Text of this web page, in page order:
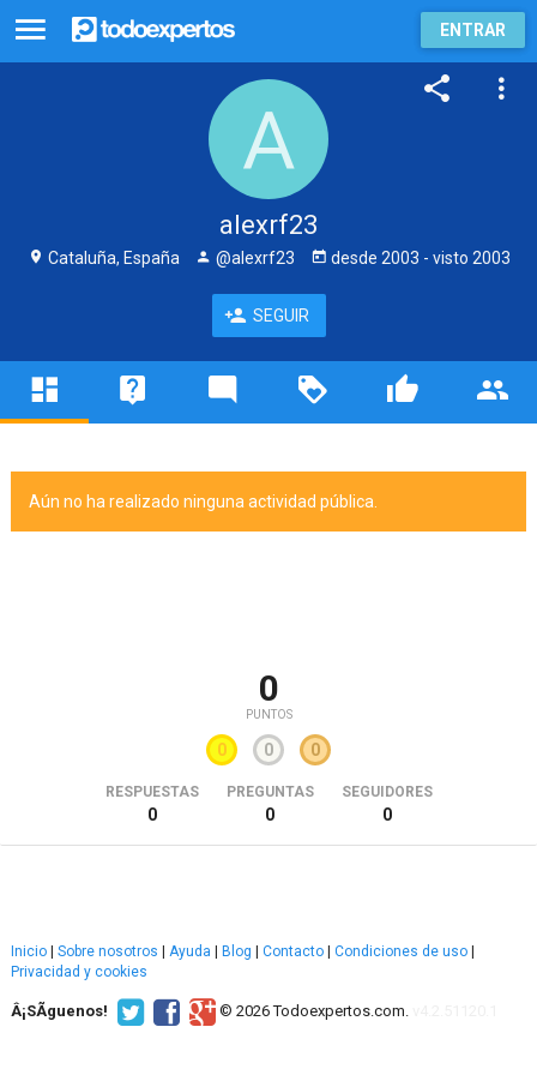
ENTRAR
alexrf23
Cataluña, España @alexrf23 desde 2003 - visto 2003
SEGUIR
Aún no ha realizado ninguna actividad pública.
0
PUNTOS
0 0 0
RESPUESTAS
0
PREGUNTAS
0
SEGUIDORES
0
Inicio Sobre nosotros Ayuda Blog Contacto Condiciones de uso
Privacidad y cookies
Â¡SÃ­guenos! © 2026 Todoexpertos.com.